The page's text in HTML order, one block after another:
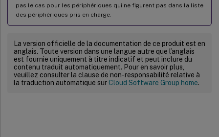
pas le cas pour les périphériques qui ne figurent pas dans la liste
des périphériques pris en charge.
La version officielle de la documentation de ce produit est en
anglais. Toute version dans une langue autre que l’anglais
est fournie uniquement à titre indicatif et peut inclure du
contenu traduit automatiquement. Pour en savoir plus,
veuillez consulter la clause de non-responsabilité relative à
la traduction automatique surCloud Software Group home.